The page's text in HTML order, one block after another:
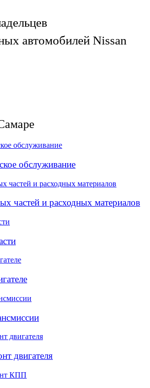
автомобилей Nissan
обслуживание
частей и расходных материалов
двигателя